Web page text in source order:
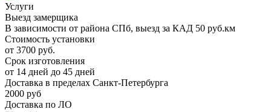
Услуги
Выезд замерщика
В зависимости от района СПб, выезд за КАД 50 руб.км
Стоимость установки
от 3700 руб.
Срок изготовления
от 14 дней до 45 дней
Доставка в пределах Санкт-Петербурга
2000 руб
Доставка по ЛО